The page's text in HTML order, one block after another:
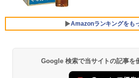
GWIFI Bluetooth
rosoftOffice2024
￥27,600
ndows11
保証【NortonP】
￥144,980
液晶ディスプレイ
証」DP搭載23.8
￥2,980
Amazonランキングをも
薬屋のひとりごと
ンガンコミックス)
Google 検索で当サイトの記事を